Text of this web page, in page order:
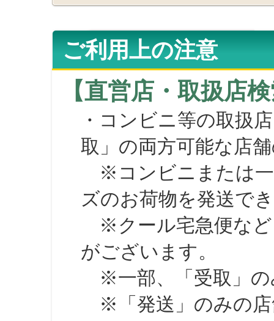
ご利用上の注意
【直営店・取扱店
・コンビニ等の取扱
取」の両方可能な店
※コンビニまたは一
ズのお荷物を発送で
※クール宅急便など
がございます。
※一部、「受取」の
※「発送」のみの店